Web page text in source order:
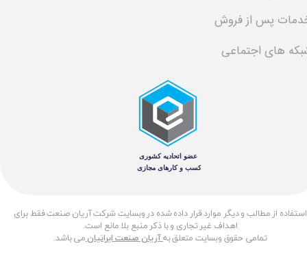
​استفاده از مطالب و دیگر موارد قرار داده شده در وبسایت شرکت آریان صنعت فقط برای
اهداف غیر تجاری و با ذکر منبع بلا مانع است.
تمامی حقوق وبسایت متعلق بهآریان صنعت ایرانیانمی باشد.
پس از فروش
های اجتماعی